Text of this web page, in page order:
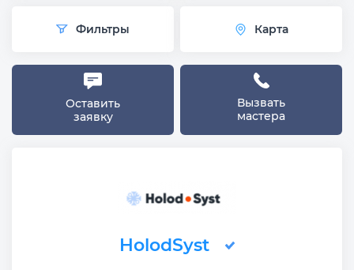
Фильтры Карта
Оставить
заявку
Вызвать
мастера
HolodSyst